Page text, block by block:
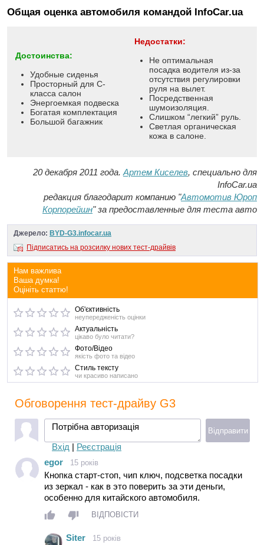
Общая оценка автомобиля командой InfoCar.ua
Достоинства:
Удобные сиденья
Просторный для С-
класса салон
Энергоемкая подвеска
Богатая комплектация
Большой багажник
Недостатки:
Не оптимальная
посадка водителя из-за
отсутствия регулировки
руля на вылет.
Посредственная
шумоизоляция.
Слишком “легкий” руль.
Светлая органическая
кожа в салоне.
20 декабря 2011 года. Артем Киселев, специально для
InfoCar.ua
редакция благодарит компанию "Автомотив Юроп
Корпорейшн" за предоставленные для теста авто
Підписатись на розсилку нових тест-драйвів
Джерело: BYD-G3.infocar.ua
Нам важлива
Ваша думка!
Оцініть статтю!
Об'єктивність
неупередженість оцінки
Актуальність
цікаво було читати?
Фото/Відео
якість фото та відео
Стиль тексту
чи красиво написано
Обговорення тест-драйву G3
Потрібна авторизація
Вхід | Реєстрація
Відправити
egor 15 років
Кнопка старт-стоп, чип ключ, подсветка посадки
из зеркал - как в это поверить за эти деньги,
особенно для китайского автомобиля.
ВІДПОВІСТИ
Siter 15 років